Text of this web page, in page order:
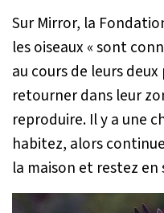
Sur Mirror, la
les oiseaux «sont
au cours de leurs
retourner dans leur
reproduire. Il y a une
habitez, alors
la maison et restez en